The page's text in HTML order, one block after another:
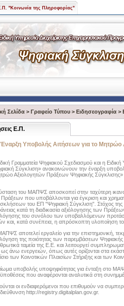
"Κοινωνία της Πληροφορίας"
Σελίδα > Γραφείο Τύπου > Ειδησεογραφία >
Ε.Π.
Έναρξη Υποβολής Αιτήσεων για το
Γραμματεία Ψηφιακού Σχεδιασμού και η
Σύγκλιση» ανακοινώνουν την έναρξη
Αξιολογητών Πράξεων Ψηφιακής
του ΜΑΠΨΣ αποσκοπεί στην ταχύτερη
που υποβάλλονται για έγκριση και
του ΕΠ "Ψηφιακή Σύγκλιση". Στόχος της
κατά τη διαδικασία αξιόλογησης των
του συνόλου των υποβαλλόμενων
και, κατά συνέπεια, η απρόσκοπτη υλοποίηση
αποτελεί εργαλείο για την επιστημονική,
της ποιότητας των παρεμβάσεων
ταμεία της Ε.E. και λειτουργεί
άνω ενεργειών, όπως αυτές ορίζονται στα
των Κοινοτικών Πλαισίων Στήριξης και των
υποβολής υποψηφιότητας για ένταξη στο
που αναφέρονται αναλυτικά στη
οι ενδιαφερόμενοι που επιθυμούν να
http://registry.digitalplan.gov.gr.